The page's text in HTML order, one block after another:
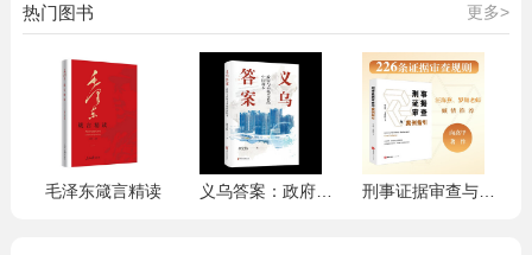
热门图书 更多>
毛泽东箴言精读 义乌答案：政府与市场关系的中国样本 刑事证据审查与案例指引 向高甲 袁建民著 汪海燕 罗翔老师倾情推荐 法律出版社